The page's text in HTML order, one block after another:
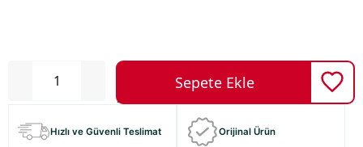
Hızlı ve Güvenli Teslimat Orijinal Ürün